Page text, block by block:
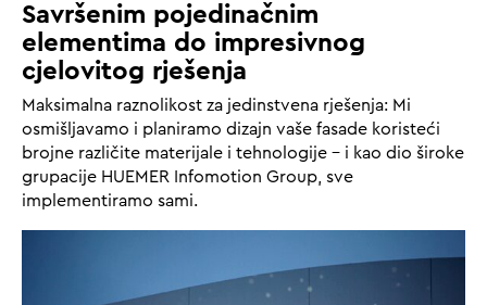
Savršenim pojedinačnim
elementima do impresivnog
cjelovitog rješenja
Maksimalna raznolikost za jedinstvena rješenja: Mi
osmišljavamo i planiramo dizajn vaše fasade koristeći
brojne različite materijale i tehnologije – i kao dio široke
grupacije HUEMER Infomotion Group, sve
implementiramo sami.